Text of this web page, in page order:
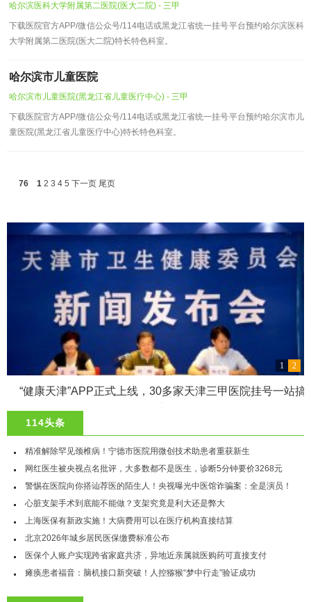
哈尔滨医科大学附属第二医院(医大二院) - 三甲
下载医院官方APP/微信公众号/114电话或黑龙江省统一挂号平台预约哈尔滨医科
大学附属第二医院(医大二院)特长特色科室。
哈尔滨市儿童医院
哈尔滨市儿童医院(黑龙江省儿童医疗中心) - 三甲
下载医院官方APP/微信公众号/114电话或黑龙江省统一挂号平台预约哈尔滨市儿
童医院(黑龙江省儿童医疗中心)特长特色科室。
76 1 2 3 4 5 下一页 尾页
“健康天津”APP正式上线，30多家天津三甲医院挂号一站搞
1 2
114头条
精准解除罕见颈椎病！宁德市医院用微创技术助患者重获新生
网红医生被央视点名批评，大多数都不是医生，诊断5分钟要价3268元
警惕在医院向你搭讪荐医的陌生人！央视曝光中医馆诈骗案：全是演员！
心脏支架手术到底能不能做？支架究竟是利大还是弊大
上海医保有新政实施！大病费用可以在医疗机构直接结算
北京2026年城乡居民医保缴费标准公布
医保个人账户实现跨省家庭共济，异地近亲属就医购药可直接支付
瘫痪患者福音：脑机接口新突破！人控猕猴“梦中行走”验证成功